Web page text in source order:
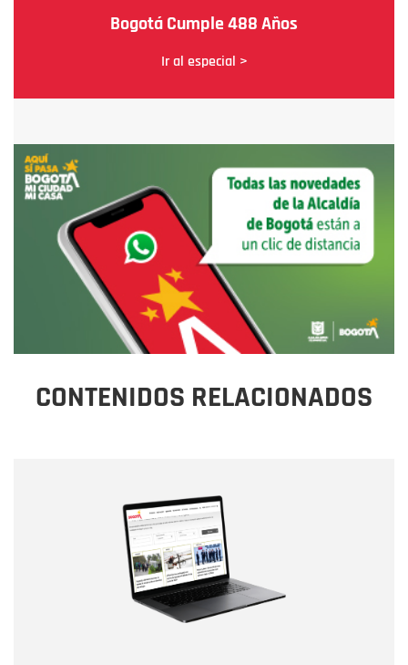
Bogotá Cumple 488 Años
Ir al especial >
CONTENIDOS RELACIONADOS
Correo electrónico
Tipo de comentario